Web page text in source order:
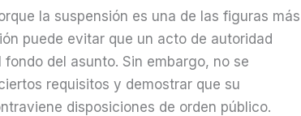
la suspensión es una de las figuras más
puede evitar que un acto de autoridad
del asunto. Sin embargo, no se
requisitos y demostrar que su
disposiciones de orden público.